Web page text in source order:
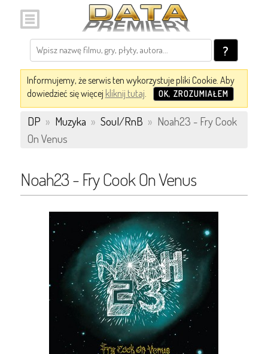
?
Informujemy, że serwis ten wykorzystuje pliki Cookie. Aby
dowiedzieć się więcej kliknij tutaj. OK, ZROZUMIAŁEM
DP » Muzyka » Soul/RnB » Noah23 - Fry Cook
On Venus
Noah23 - Fry Cook On Venus